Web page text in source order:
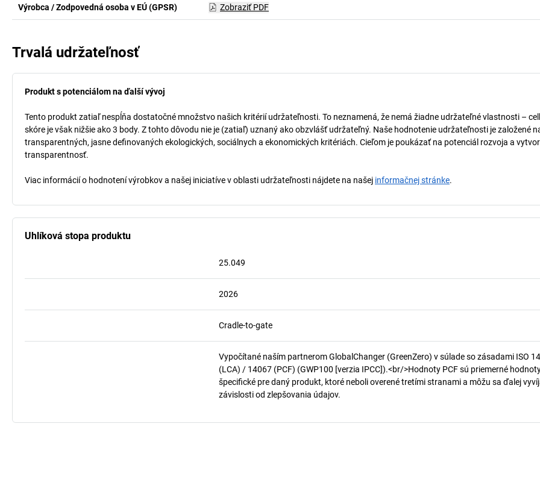
Výrobca / Zodpovedná osoba v EÚ (GPSR) Zobraziť PDF
Trvalá udržateľnosť
Produkt s potenciálom na ďalší vývoj
Tento produkt zatiaľ nespĺňa dostatočné množstvo našich kritérií udržateľnosti. To neznamená, že nemá žiadne udržateľné vlastnosti –
skóre je však nižšie ako 3 body. Z tohto dôvodu nie je (zatiaľ) uznaný ako obzvlášť udržateľný. Naše hodnotenie udržateľnosti je založené
transparentných, jasne definovaných ekologických, sociálnych a ekonomických kritériách. Cieľom je poukázať na potenciál rozvoja a
transparentnosť.
Viac informácií o hodnotení výrobkov a našej iniciatíve v oblasti udržateľnosti nájdete na našej informačnej stránke.
Uhlíková stopa produktu
25.049
2026
Cradle-to-gate
Vypočítané naším partnerom GlobalChanger (GreenZero) v súlade so zásadami ISO
(LCA) / 14067 (PCF) (GWP100 [verzia IPCC]).<br/>Hodnoty PCF sú priemerné
špecifické pre daný produkt, ktoré neboli overené tretími stranami a môžu sa ďalej
závislosti od zlepšovania údajov.